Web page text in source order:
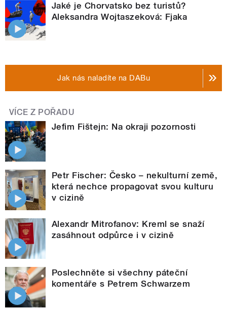
Jaké je Chorvatsko bez turistů?
Aleksandra Wojtaszeková: Fjaka
Jak nás naladíte na DABu
VÍCE Z POŘADU
Jefim Fištejn: Na okraji pozornosti
Petr Fischer: Česko – nekulturní země,
která nechce propagovat svou kulturu
v cizině
Alexandr Mitrofanov: Kreml se snaží
zasáhnout odpůrce i v cizině
Poslechněte si všechny páteční
komentáře s Petrem Schwarzem